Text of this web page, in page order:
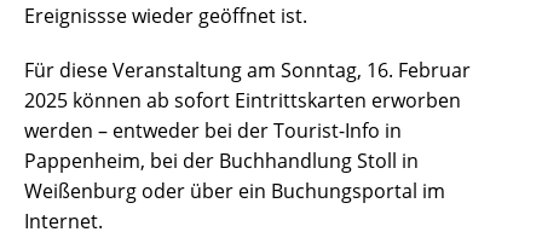
Ereignissse wieder geöffnet ist.
Für diese Veranstaltung am Sonntag, 16. Februar
2025 können ab sofort Eintrittskarten erworben
werden – entweder bei der Tourist-Info in
Pappenheim, bei der Buchhandlung Stoll in
Weißenburg oder über ein Buchungsportal im
Internet.